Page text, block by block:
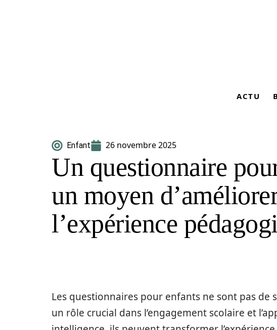
ACTU
Enfant 26 novembre 2025
Un questionnaire
un moyen
l’expérience
Les questionnaires pour enfants ne sont pas de
un rôle crucial dans l’engagement scolaire et